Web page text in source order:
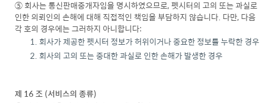
⑤ 회사는 통신판매중개자임을 명시하였으므로, 펫시터의 고의 또는 과실로
인한 의뢰인의 손해에 대해 직접적인 책임을 부담하지 않습니다. 다만, 다음
각 호의 경우에는 그러하지 아니합니다:
회사가 제공한 펫시터 정보가 허위이거나 중요한 정보를 누락한 경우
회사의 고의 또는 중대한 과실로 인한 손해가 발생한 경우
제 16 조 (서비스의 종류)